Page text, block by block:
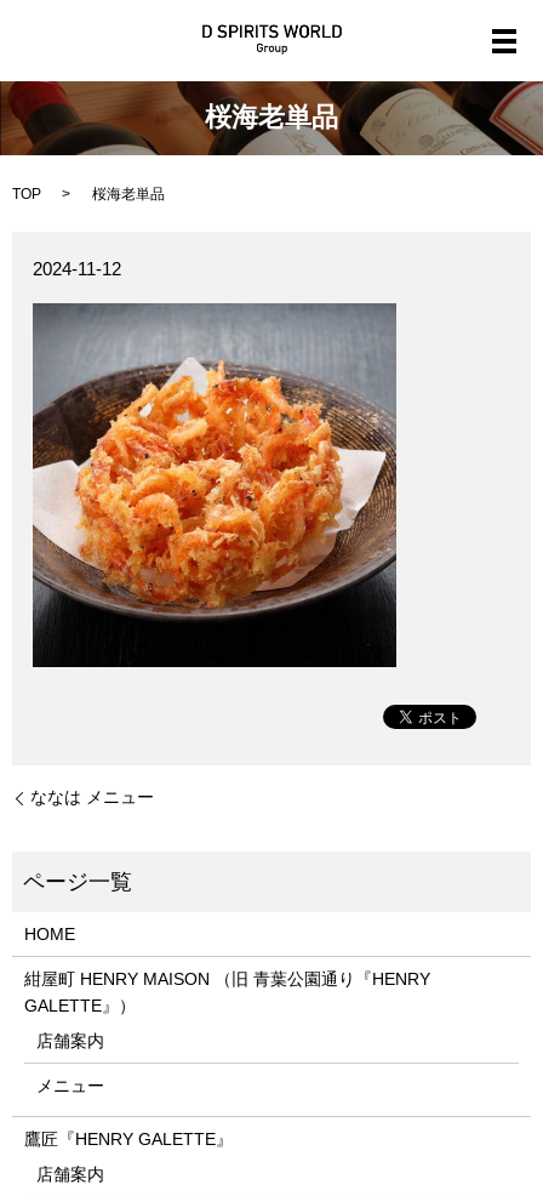
メ
桜海老単品
TOP 桜海老単品
2024-11-12
ななは メニュー
HOME
紺屋町 HENRY MAISON （旧 青葉公園通り『HENRY
GALETTE』）
店舗案内
メニュー
鷹匠『HENRY GALETTE』
店舗案内